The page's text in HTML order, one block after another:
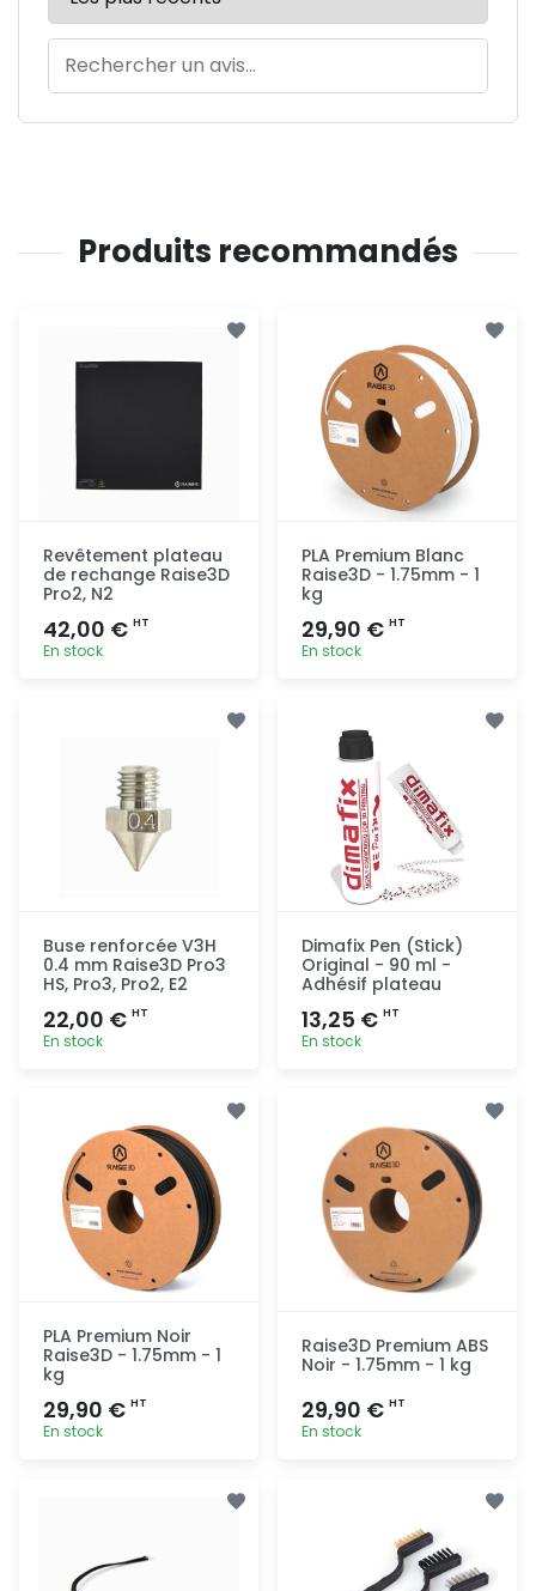
Produits recommandés
Revêtement plateau
de rechange Raise3D
Pro2, N2
42,00 € HT
En stock
PLA Premium Blanc
Raise3D - 1.75mm - 1
kg
29,90 € HT
En stock
Buse renforcée V3H
0.4 mm Raise3D Pro3
HS, Pro3, Pro2, E2
22,00 € HT
En stock
Dimafix Pen (Stick)
Original - 90 ml -
Adhésif plateau
13,25 € HT
En stock
PLA Premium Noir
Raise3D - 1.75mm - 1
kg
29,90 € HT
En stock
Raise3D Premium ABS
Noir - 1.75mm - 1 kg
29,90 € HT
En stock